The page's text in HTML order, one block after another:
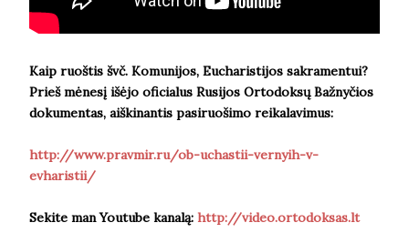
Kaip ruoštis švč. Komunijos, Eucharistijos sakramentui?
Prieš mėnesį išėjo oficialus Rusijos Ortodoksų Bažnyčios
dokumentas, aiškinantis pasiruošimo reikalavimus:
http://www.pravmir.ru/ob-uchastii-vernyih-v-
evharistii/
Sekite man Youtube kanalą: http://video.ortodoksas.lt